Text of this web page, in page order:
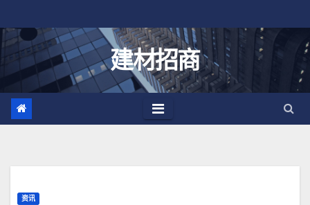
至
建材招商
资讯